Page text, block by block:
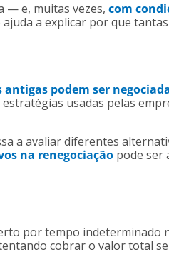
— e, muitas vezes, com
a explicar por que
podem ser
usadas pelas
a avaliar diferentes
na renegociação pode ser
por tempo indeterminado
cobrar o valor total